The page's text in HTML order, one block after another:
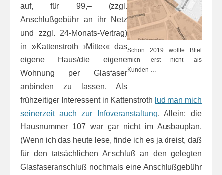
Schon 2019 wollte BItel
mich erst nicht als
Kunden …
auf, für 99,– (zzgl.
Anschlußgebühr an ihr Netz
und zzgl. 24-Monats-Vertrag)
in »Kattenstroth ›Mitte‹« das
eigene Haus/die eigene
Wohnung per Glasfaser
anbinden zu lassen. Als
frühzeitiger Interessent in Kattenstroth lud man mich
seiner­zeit auch zur Infoveranstaltung. Allein: die
Hausnummer 107 war gar nicht im Ausbauplan.
(Wenn ich das heute lese, finde ich es ja dreist, daß
für den tatsächlichen Anschluß an den gelegten
Glasfaseranschluß nochmals eine Anschlußgebühr